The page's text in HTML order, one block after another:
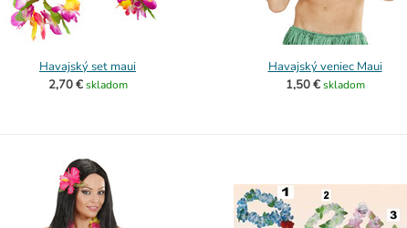
Havajský set maui
2,70 € skladom
Havajský veniec Maui
1,50 € skladom